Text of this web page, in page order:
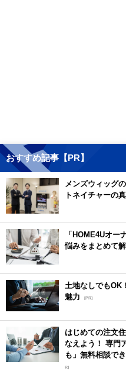
おすすめ記事【PR】
メンズウィッグ
トネイチャーの
「HOME4Uオー
悩みをまとめて
土地なしでもOK
魅力
[PR]
はじめての注文
なえよう！ 専門
も」無料相談で
R]